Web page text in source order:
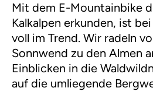
Mit dem E-Mountainbike
Kalkalpen erkunden, ist
voll im Trend. Wir radeln
Sonnwend zu den Almen
Einblicken in die
auf die umliegende